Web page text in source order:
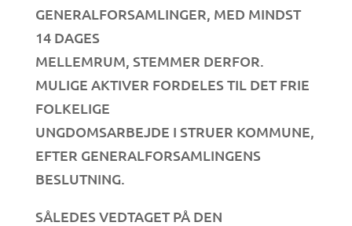
GENERALFORSAMLINGER, MED MINDST
14 DAGES
MELLEMRUM, STEMMER DERFOR.
MULIGE AKTIVER FORDELES TIL DET FRIE
FOLKELIGE
UNGDOMSARBEJDE I STRUER KOMMUNE,
EFTER GENERALFORSAMLINGENS
BESLUTNING.
SÅLEDES VEDTAGET PÅ DEN